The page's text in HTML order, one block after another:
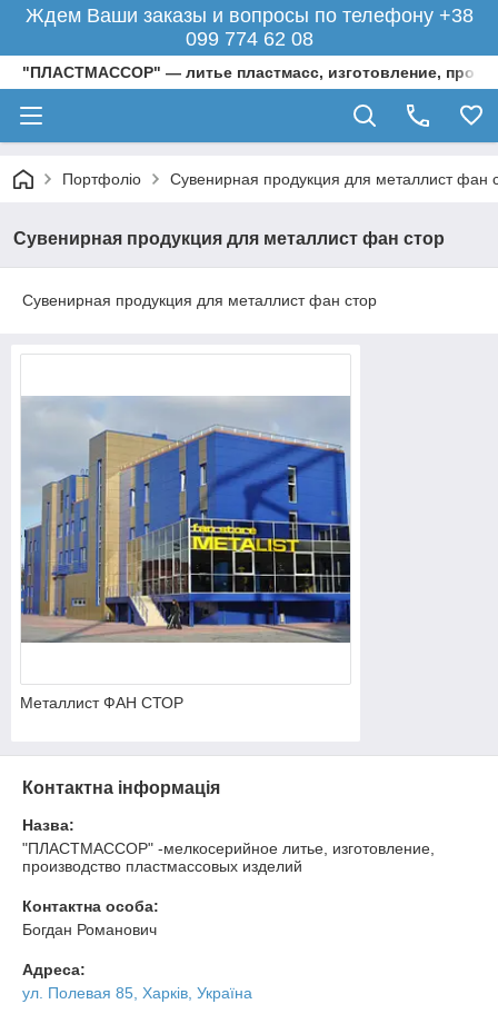
Ждем Ваши заказы и вопросы по телефону +38
099 774 62 08
"ПЛАСТМАССОР" — литье пластмасс, изготовление,
Портфоліо Сувенирная продукция для металлист фан
Сувенирная продукция для металлист фан стор
Сувенирная продукция для металлист фан стор
Металлист ФАН СТОР
Контактна інформація
Назва:
"ПЛАСТМАССОР" -мелкосерийное литье, изготовление,
производство пластмассовых изделий
Контактна особа:
Богдан Романович
Адреса:
ул. Полевая 85, Харків, Україна